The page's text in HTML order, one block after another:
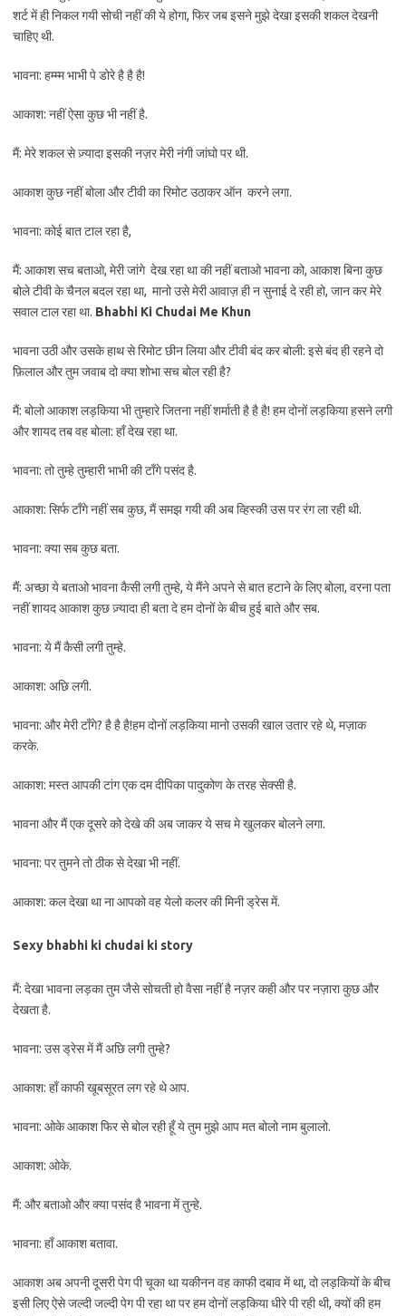
शर्ट में ही निकल गयी सोची नहीं की ये होगा, फिर जब इसने मुझे देखा इसकी शकल देखनी
चाहिए थी.
भावना: हम्म्म भाभी पे डोरे है है है!
आकाश: नहीं ऐसा कुछ भी नहीं है.
मैं: मेरे शकल से ज़्यादा इसकी नज़र मेरी नंगी जांघो पर थी.
आकाश कुछ नहीं बोला और टीवी का रिमोट उठाकर ऑन करने लगा.
भावना: कोई बात टाल रहा है,
मैं: आकाश सच बताओ, मेरी जांगे देख रहा था की नहीं बताओ भावना को, आकाश बिना कुछ
बोले टीवी के चैनल बदल रहा था, मानो उसे मेरी आवाज़ ही न सुनाई दे रही हो, जान कर मेरे
सवाल टाल रहा था. Bhabhi Ki Chudai Me Khun
भावना उठी और उसके हाथ से रिमोट छीन लिया और टीवी बंद कर बोली: इसे बंद ही रहने दो
फ़िलाल और तुम जवाब दो क्या शोभा सच बोल रही है?
मैं: बोलो आकाश लड़किया भी तुम्हारे जितना नहीं शर्माती है है है! हम दोनों लड़किया हसने लगी
और शायद तब वह बोला: हाँ देख रहा था.
भावना: तो तुम्हे तुम्हारी भाभी की टाँगे पसंद है.
आकाश: सिर्फ टाँगे नहीं सब कुछ, मैं समझ गयी की अब व्हिस्की उस पर रंग ला रही थी.
भावना: क्या सब कुछ बता.
मैं: अच्छा ये बताओ भावना कैसी लगी तुम्हे, ये मैंने अपने से बात हटाने के लिए बोला, वरना पता
नहीं शायद आकाश कुछ ज़्यादा ही बता दे हम दोनों के बीच हुई बाते और सब.
भावना: ये मैं कैसी लगी तुम्हे.
आकाश: अछि लगी.
भावना: और मेरी टाँगे? है है है!हम दोनों लड़किया मानो उसकी खाल उतार रहे थे, मज़ाक
करके.
आकाश: मस्त आपकी टांग एक दम दीपिका पादुकोण के तरह सेक्सी है.
भावना और मैं एक दूसरे को देखे की अब जाकर ये सच मे खुलकर बोलने लगा.
भावना: पर तुमने तो ठीक से देखा भी नहीं.
आकाश: कल देखा था ना आपको वह येलो कलर की मिनी ड्रेस में.
Sexy bhabhi ki chudai ki story
मैं: देखा भावना लड़का तुम जैसे सोचती हो वैसा नहीं है नज़र कही और पर नज़ारा कुछ और
देखता है.
भावना: उस ड्रेस में मैं अछि लगी तुम्हे?
आकाश: हाँ काफी खूबसूरत लग रहे थे आप.
भावना: ओके आकाश फिर से बोल रही हूँ ये तुम मुझे आप मत बोलो नाम बुलालो.
आकाश: ओके.
मैं: और बताओ और क्या पसंद है भावना में तुन्हे.
भावना: हाँ आकाश बतावा.
आकाश अब अपनी दूसरी पेग पी चूका था यकीनन वह काफी दबाव में था, दो लड़कियों के बीच
इसी लिए ऐसे जल्दी जल्दी पेग पी रहा था पर हम दोनों लड़किया धीरे पी रही थी, क्यों की हम